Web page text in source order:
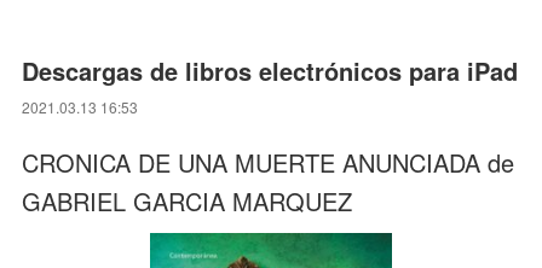
Descargas de libros electrónicos para iPad
2021.03.13 16:53
CRONICA DE UNA MUERTE ANUNCIADA de
GABRIEL GARCIA MARQUEZ